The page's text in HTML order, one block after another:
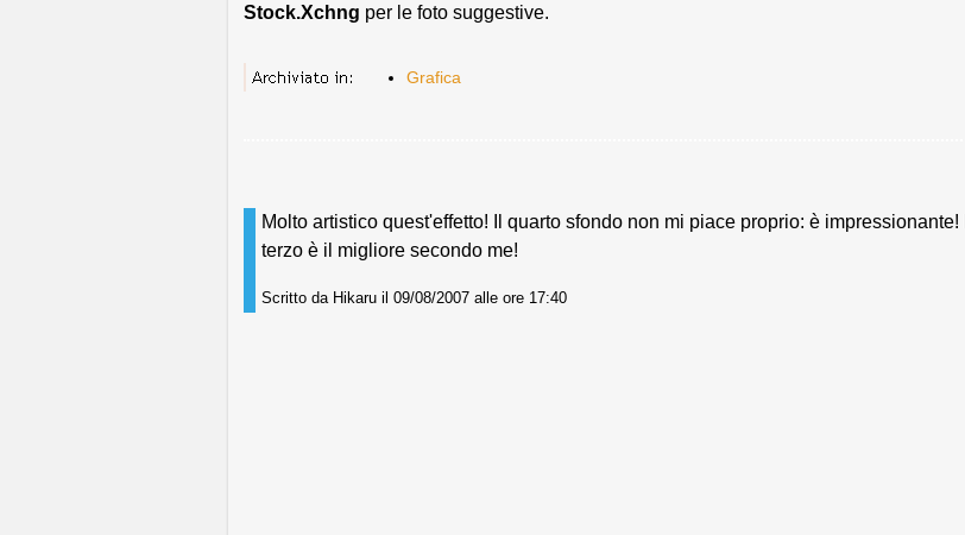
Stock.Xchng per le foto suggestive.
Grafica
Molto artistico quest'effetto! Il quarto sfondo non mi piace proprio: è impressionante! Il
terzo è il migliore secondo me!
Scritto da Hikaru il 09/08/2007 alle ore 17:40